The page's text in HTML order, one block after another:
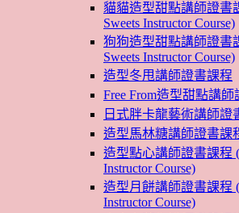
貓貓造型甜點講師證書
Sweets Instructor Course)
狗狗造型甜點講師證書
Sweets Instructor Course)
造型冬甩講師證書課程
Free From造型甜點講師
日式胖卡龍藝術講師證
造型馬林糖講師證書課
造型點心講師證書課程
Instructor Course)
造型月餅講師證書課程
Instructor Course)